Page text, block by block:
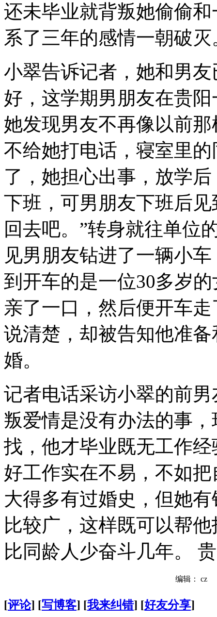
还未毕业就背叛她偷偷
系了三年的感情一朝破灭
小翠告诉记者，她和男
好，这学期男朋友在贵
她发现男友不再像以前
不给她打电话，寝室里
了，她担心出事，放学
下班，可男朋友下班后
回去吧。”转身就往单位
见男朋友钻进了一辆小
到开车的是一位30多岁
亲了一口，然后便开车
说清楚，却被告知他准
婚。
记者电话采访小翠的前
叛爱情是没有办法的事
找，他才毕业既无工作
好工作实在不易，不如
大得多有过婚史，但她
比较广，这样既可以帮
比同龄人少奋斗几年。
编辑： cz
[评论] [写博客] [我来纠错] [好友分享]